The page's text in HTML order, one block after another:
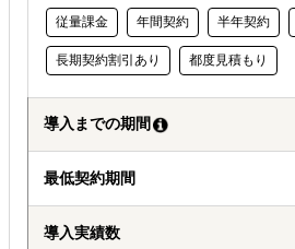
従量課金 年間契約 半年契約
長期契約割引あり 都度見積もり
導入までの期間
最低契約期間
導入実績数